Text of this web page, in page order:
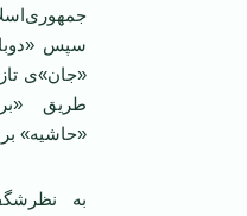
سپس
«جان»ی
طریق
«حاشیه»
به